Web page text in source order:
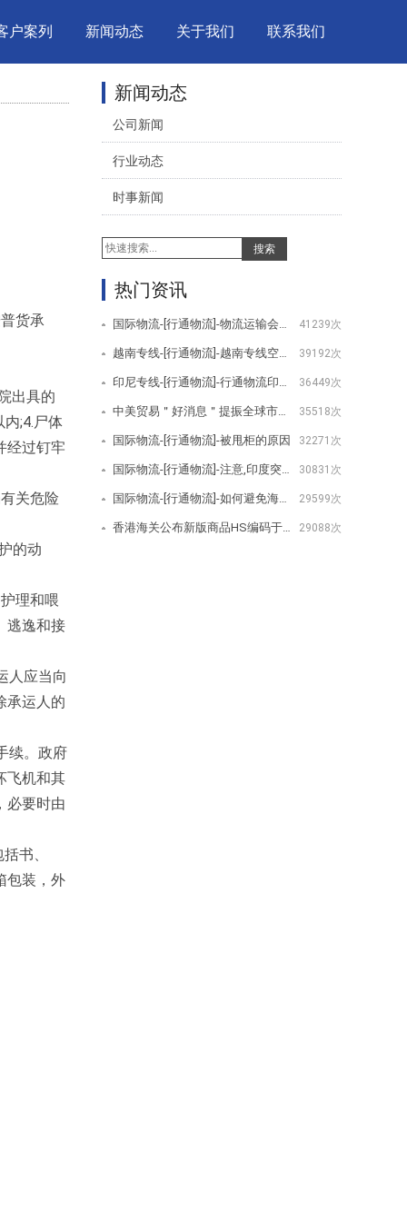
户案列 新闻动态 关于我们 联系我们
货承
出具的
;4.尸体
经过钉牢
关危险
的动
理和喂
逃逸和接
人应当向
承运人的
续。政府
飞机和其
必要时由
书、
包装，外
新闻动态
公司新闻
行业动态
时事新闻
搜索
热门资讯
国际物流-[行通物流]-物流运输会用到哪些设备 41239次
越南专线-[行通物流]-越南专线空运服务项目 39192次
印尼专线-[行通物流]-行通物流印尼专线服务项目 36449次
中美贸易＂好消息＂提振全球市场美取消/降低关税公告-[行通物流] 35518次
国际物流-[行通物流]-被甩柜的原因 32271次
国际物流-[行通物流]-注意,印度突然宣布对350种商品增加进口费用 30831次
国际物流-[行通物流]-如何避免海关查验？ 29599次
香港海关公布新版商品HS编码于2020年1月1日生效-[行通物流] 29088次